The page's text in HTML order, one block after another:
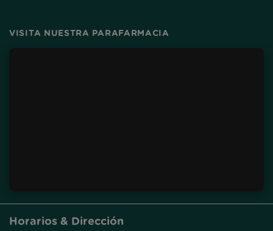
VISITA NUESTRA PARAFARMACIA
Horarios & Dirección